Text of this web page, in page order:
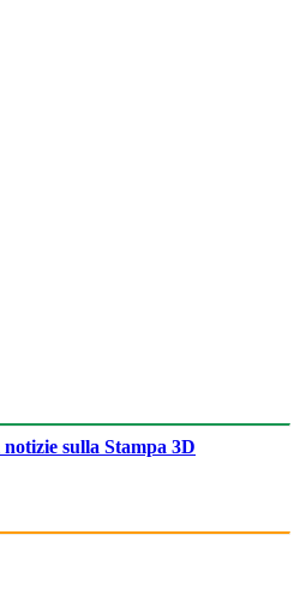
notizie sulla Stampa 3D